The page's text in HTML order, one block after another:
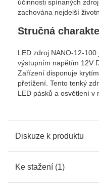
účinnosti spínaných
zachována nejdelší
Stručná
LED zdroj NANO-12-
výstupním napětím 12V
Zařízení disponuje
přetížení. Tento tenký
LED pásků a osvětlení v
Diskuze k produktu
Ke stažení (1)